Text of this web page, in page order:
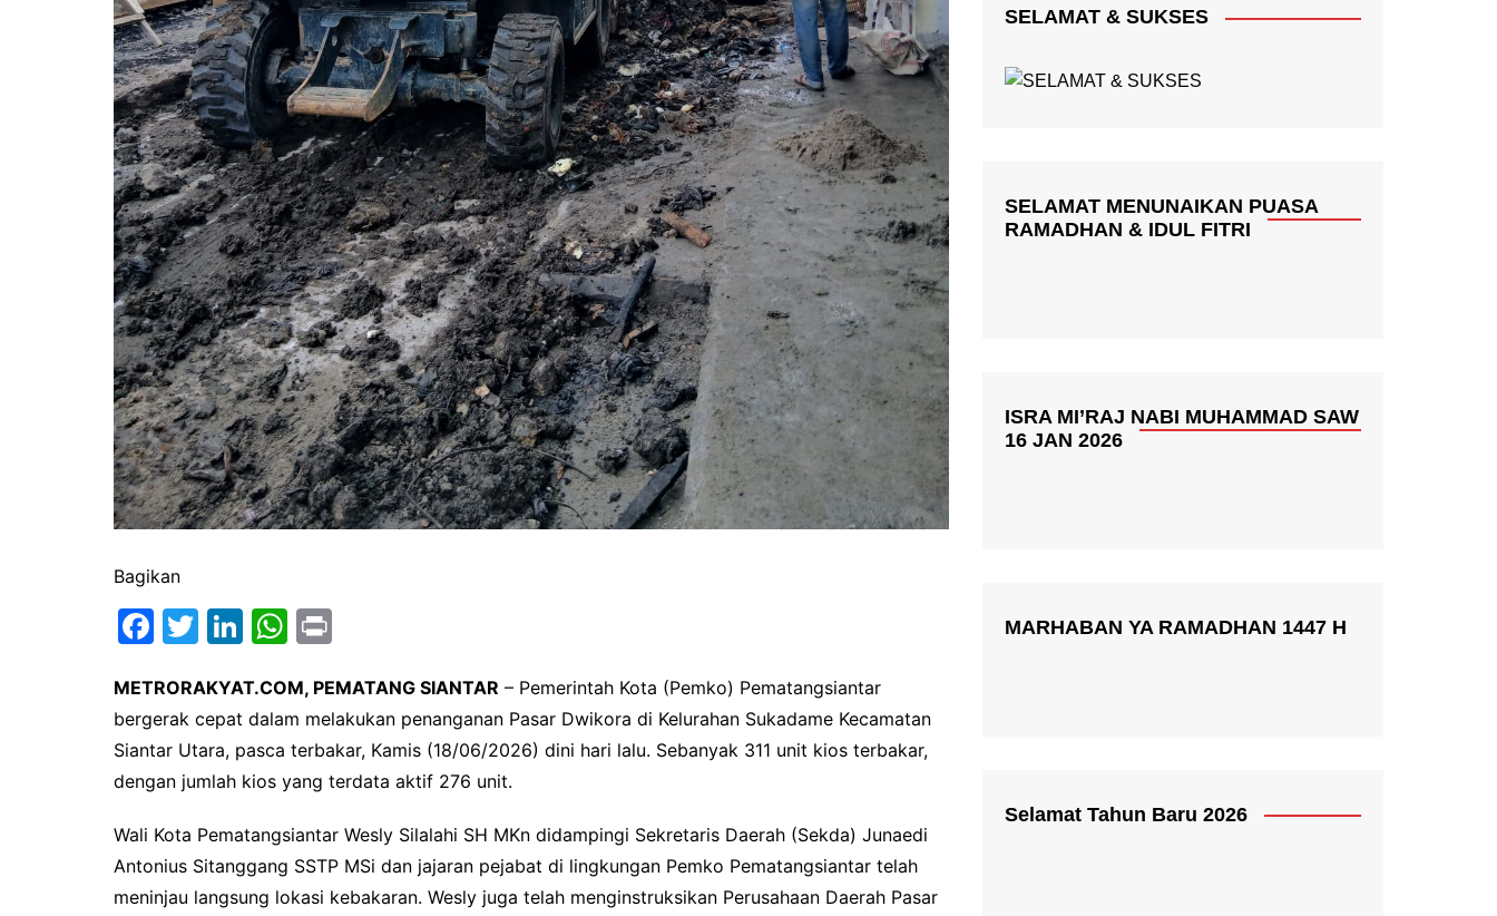
Bagikan
F
c
e
b
o
o
k
T
itt
er
Li
k
e
dI
W
at
s
A
p
t
METRORAKYAT.COM, PEMATANG SIANTAR – Pemerintah Kota (Pemko) Pematangsiantar
bergerak cepat dalam melakukan penanganan Pasar Dwikora di Kelurahan Sukadame Kecamatan
Siantar Utara, pasca terbakar, Kamis (18/06/2026) dini hari lalu. Sebanyak 311 unit kios terbakar,
dengan jumlah kios yang terdata aktif 276 unit.
Wali Kota Pematangsiantar Wesly Silalahi SH MKn didampingi Sekretaris Daerah (Sekda) Junaedi
Antonius Sitanggang SSTP MSi dan jajaran pejabat di lingkungan Pemko Pematangsiantar telah
meninjau langsung lokasi kebakaran. Wesly juga telah menginstruksikan Perusahaan Daerah Pasar
SELAMAT & SUKSES
SELAMAT MENUNAIKAN PUASA
RAMADHAN & IDUL FITRI
ISRA MI’RAJ NABI MUHAMMAD SAW
16 JAN 2026
MARHABAN YA RAMADHAN 1447 H
Selamat Tahun Baru 2026